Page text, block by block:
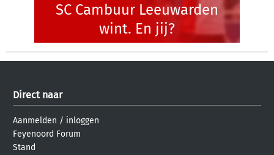
SC Cambuur Leeuwarden
wint. En jij?
Direct naar
Aanmelden / inloggen
Feyenoord Forum
Stand